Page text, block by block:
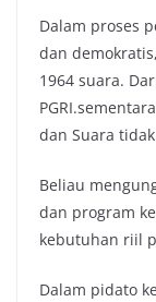
Dalam proses
dan
1964 suara.
dan Suara
Beliau
dan program
kebutuhan riil
Dalam pidato